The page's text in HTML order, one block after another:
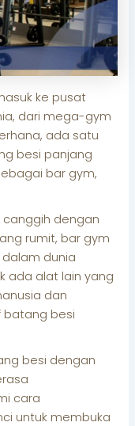
ke pusat
dari mega-gym
ada satu
besi panjang
bar gym,
dengan
rumit, bar gym
dunia
ada alat lain yang
dan
besi
besi dengan
cara
untuk membuka